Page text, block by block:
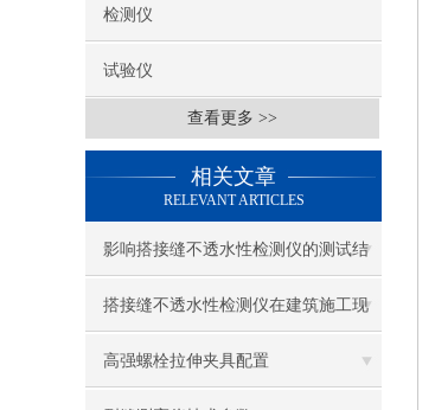
检测仪
试验仪
查看更多 >>
相关文章
RELEVANT ARTICLES
影响搭接缝不透水性检测仪的测试结
果的因素有哪些？
搭接缝不透水性检测仪在建筑施工现
场中的应用
高强螺栓拉伸夹具配置